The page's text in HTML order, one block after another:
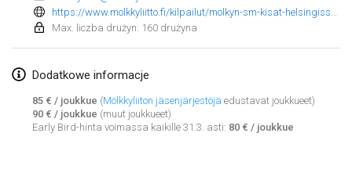
Max. liczba drużyn: 160 drużyna
Dodatkowe informacje
85 € / joukkue (Mölkkyliiton jäsenjärjestöjä edustavat joukkueet)
90 € / joukkue (muut joukkueet)
Early Bird-hinta voimassa kaikille 31.3. asti: 80 € / joukkue
Indoor de la CASAS
15 lut 2025|Francja
SM HalliMölkky - Finnish Championship
15 lut 2025|Finlandia